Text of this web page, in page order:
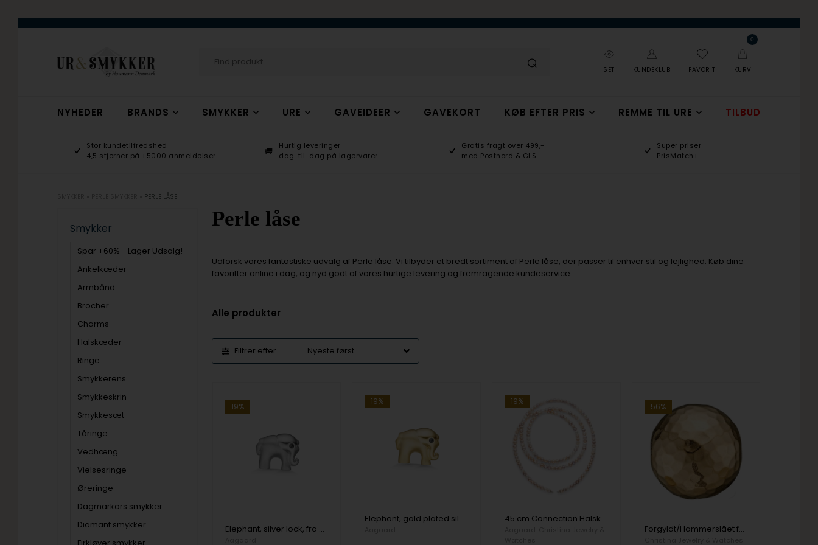
SET KUNDEKLUB FAVORIT
0
KURV
NYHEDER BRANDS SMYKKER URE GAVEIDEER GAVEKORT KØB EFTER PRIS REMME TIL URE TILBUD
Stor kundetilfredshed
4,5 stjerner på +5000 anmeldelser
Hurtig leveringer
dag-til-dag på lagervarer
Gratis fragt over 499,-
med Postnord & GLS
Super priser
PrisMatch+
PERLE LÅSE
Smykker
Spar +60% - Lager Udsalg!
Ankelkæder
Armbånd
Brocher
Charms
Halskæder
Ringe
Smykkerens
Smykkeskrin
Smykkesæt
Tåringe
Vedhæng
Vielsesringe
Øreringe
Dagmarkors smykker
Diamant smykker
Perle låse
Udforsk vores fantastiske udvalg af Perle låse. Vi tilbyder et bredt sortiment af Perle låse, der passer til enhver stil og lejlighed. Køb dine
favoritter online i dag, og nyd godt af vores hurtige levering og fremragende kundeservice.
Alle produkter
Filtrer efter
19%
Elephant, silver lock, fra Aagaard
19%
Elephant, gold plated silver lock, fra Aagaard
19%
45 cm Connection Halskæde Fresh Water Pearl Rose fra Christina Jewelery
56%
Forgyldt/Hammerslået forgyldt Connection Smykke lås Experience med Forgyldt/Hammerslået overflade fra Christina Jewelery